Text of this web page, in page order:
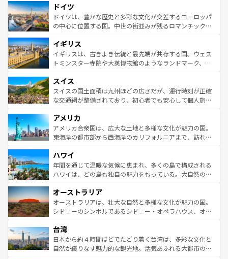
せる。地方によって風土や気候が異なるスペインはその個
性で訪れる人を魅了する。 なお、新着のスペイン情報は コ
ンテンツ一覧を参照してほしい。
で、幅広い魅力が詰まっている。華麗な宮殿、歴史的な大
聖堂、美しいビーチ、そして豊かな自然が、訪れる者を心
から魅了する。また、フランスは美食の国としても知ら
いる。シャンパンの発祥地であるランス、プロヴァンスの
香り高いラベンダー畑など、多彩な楽しみ方が可能だ。さ
らに、パリ以外の地域にも魅力が溢れており、どの街角に
れる地方に足を運ぶとそれぞれで全く異なる文化を体験で
きるだろう。 なお、新着のフランス情報はコンテンツ一覧
を参照してほしい。
ドイツ
ドイツは、豊かな歴史と多彩な文化が交差するヨーロッパ
の中心に位置する国。中世の街並みが残るロマンチック街
顔を持つこの国は、どこを歩いても飽きることがない。ベ
ルリンの文化的活気、バイエルン州のアルプスの絶景、そ
してライン川沿いのワイン畑といった風景は必見。ビール
は、お酒好きな人にはぜひ体験してほしい。 なお、新着の
ドイツ情報はコンテンツ一覧を参照してほしい。
イギリス
イギリスは、古きよき伝統と最先端が共存する国。ウェス
トミンスター寺院や大英博物館のようなランドマーク、歴
リアごとに異なる魅力がある。また、優雅なアフタヌーン
ティー、ビール好きにはたまらない英国パブ、サッカー観
戦など、本場だからこそできる体験も豊富。イギリスを旅
ンツ一覧を参照してほしい。
スイス
スイスの国土面積は九州ほどの広さだが、運行時刻が正確
な交通網が整備されており、初心者でも安心して個人旅行
の建物がそのまま残る町や、スイスならではのユニークな
博物館もあり、アルプス観光だけでなく町歩きも満喫する
ことができる。国民の所得が高いため物価も高いが、旅行
ば市内交通費無料で観光を楽しむこともできる。 なお、新
着のスイス情報はコンテンツ一覧 を参照してほしい。
アメリカ
アメリカ合衆国は、広大な土地と多様な文化が魅力の国。
東海岸の都市部から西海岸のカリフォルニアまで、訪れる
のような巨大都市は、観光、ショッピング、エンターテイ
ンメントが詰まった刺激的なスポットだ。一方、アメリカ
西部には大自然が広がり、グランドキャニオンやイエロー
部のニューオーリンズでは、音楽と美食が融合した独特の
文化が魅力。旅行者はアメリカの各地域で異なる魅力を楽
しみながら、その多様性と豊かな歴史を感じることができ
ならではの贅沢な旅のスタイルだ。 なお、新着のアメリカ
情報はコンテンツ一覧を参照してほしい。
ハワイ
年間を通じて温暖な気候に恵まれ、多くの島で構成される
ハワイは、どの島も独自の魅力をもっている。大自然の神
ワイ島は見逃せない。また、定番の観光地といえばオアフ
島だが、静かな自然を求めるならマウイ島やカウアイ島が
おすすめ。エメラルドグリーンに輝く海をはじめ、豊かな
れるおもてなしの心で訪れる人々を迎えてくれるハワイの
人々、おいしいローカルフードやハワイアンミュージッ
ク、伝統的なフラダンスなど、すべてがハワイの魅力を彩
オーストラリア
オーストラリアは、壮大な自然と多様な文化が魅力の国。
シドニーのシンボルであるシドニー・オペラハウス、オー
リアリーフや大陸中央部にそびえるウルル（エアーズロッ
ク）、タスマニアの美しい原生林やケアンズの熱帯雨林な
ど、見どころがたくさん。また、カフェやワイン、オージ
台湾
日本から約４時間ほどでたどり着く台湾は、多彩な文化と
自然が織りなす魅力的な観光地。活気あふれる大都市の台